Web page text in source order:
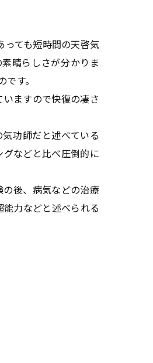
っても短時間の天啓気
晴らしさが分かりま
す。
ますので快復の凄さ
功師だと述べている
などと比べ圧倒的に
後、病気などの治療
力などと述べられる